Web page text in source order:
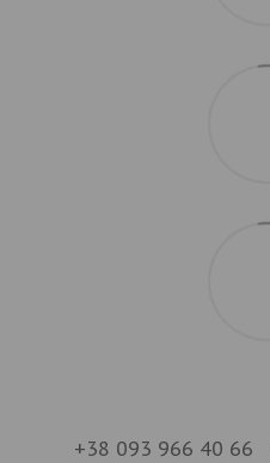
+38 093 966 40 66